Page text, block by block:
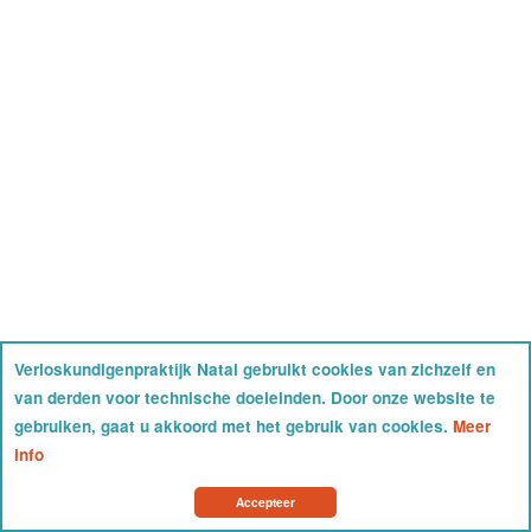
Accepteer
Verloskundigenpraktijk Natal gebruikt cookies van zichzelf en
van derden voor technische doeleinden. Door onze website te
gebruiken, gaat u akkoord met het gebruik van cookies. Meer
info